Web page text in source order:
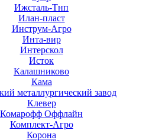
Ижсталь-Тнп
Илан-пласт
Инструм-Агро
Инта-вир
Интерскол
Исток
Калашниково
Кама
металлургический завод
Клевер
Комарофф Оффлайн
Комплект-Агро
Корона